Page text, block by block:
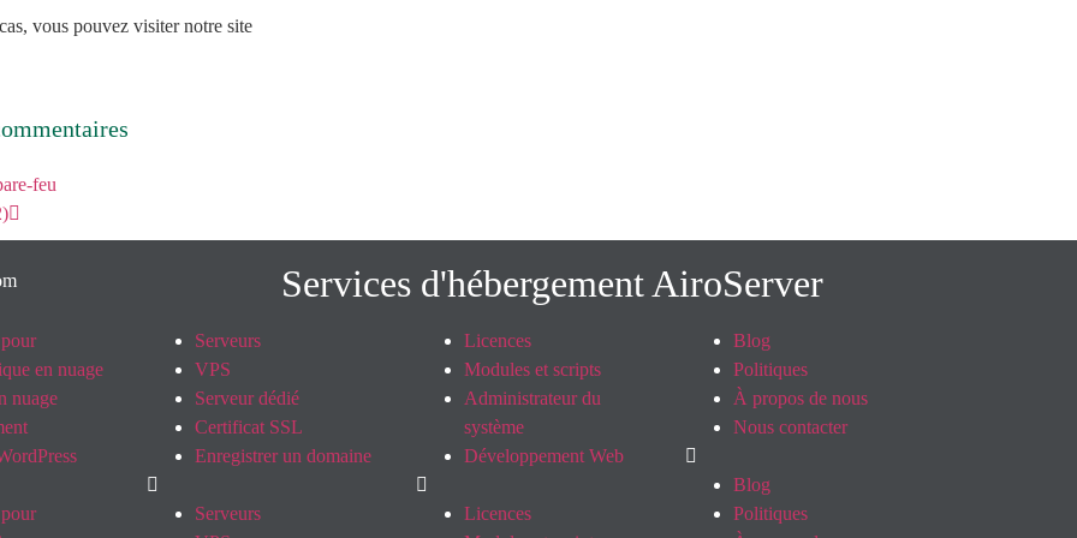
vous pouvez visiter notre site
feu
Services d'hébergement AiroServer
en nuage
nuage
Serveurs
VPS
Serveur dédié
Certificat SSL
Enregistrer un domaine
Serveurs
Licences
Modules et scripts
Administrateur du
système
Développement Web
Licences
Blog
Politiques
À propos de nous
Nous contacter
Blog
Politiques